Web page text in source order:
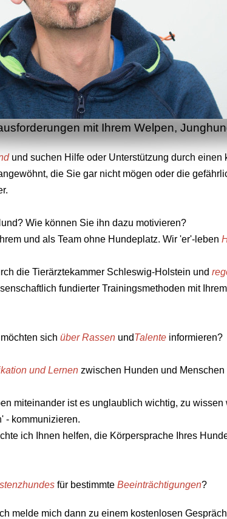
mit Ihrem Welpen,
und suchen Hilfe oder Unterstützung durch einen
die Sie gar nicht mögen oder die
Wie können Sie ihn dazu motivieren?
und als Team ohne Hundeplatz. Wir 'er'-leben
die Tierärztekammer Schleswig-Holstein und
fundierter Trainingsmethoden mit
sich über Rassen undTalente informieren?
undLernen zwischen Hunden und
miteinander ist es unglaublich wichtig, zu wissen
- kommunizieren.
ich Ihnen helfen, die Körpersprache Ihres
für bestimmte Beeinträchtigungen?
melde mich dann zu einem kostenlosen